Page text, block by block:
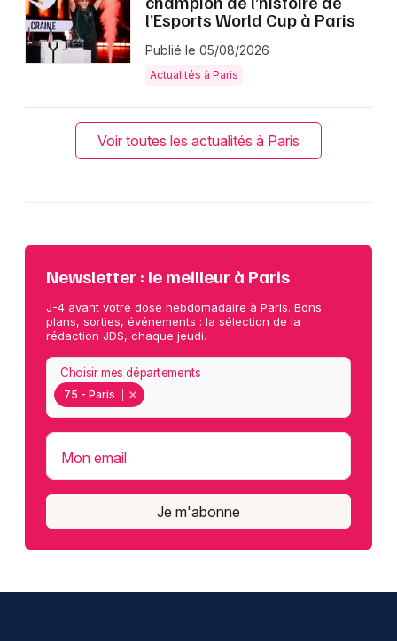
l’Esports World Cup à Paris
Publié le 05/08/2026
Actualités à Paris
Voir toutes les actualités à Paris
Newsletter : le meilleur à Paris
J-4 avant votre dose hebdomadaire à Paris. Bons
plans, sorties, événements : la sélection de la
rédaction JDS, chaque jeudi.
75 - Paris
Choisir mes départements
Mon email
Je m'abonne